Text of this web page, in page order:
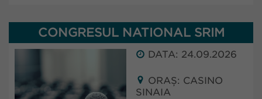
CONGRESUL NATIONAL SRIM
DATA: 24.09.2026
ORAȘ: CASINO
SINAIA